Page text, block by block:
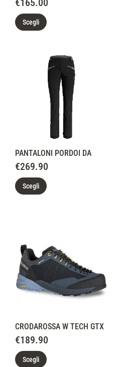
€165.00
Scegli
PANTALONI PORDOI DA
€269.90
Scegli
CRODAROSSA W TECH GTX
€189.90
Scegli